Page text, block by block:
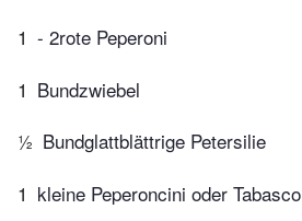
1 - 2rote Peperoni
1 Bundzwiebel
½ Bundglattblättrige Petersilie
1 kleine Peperoncini oder Tabasco